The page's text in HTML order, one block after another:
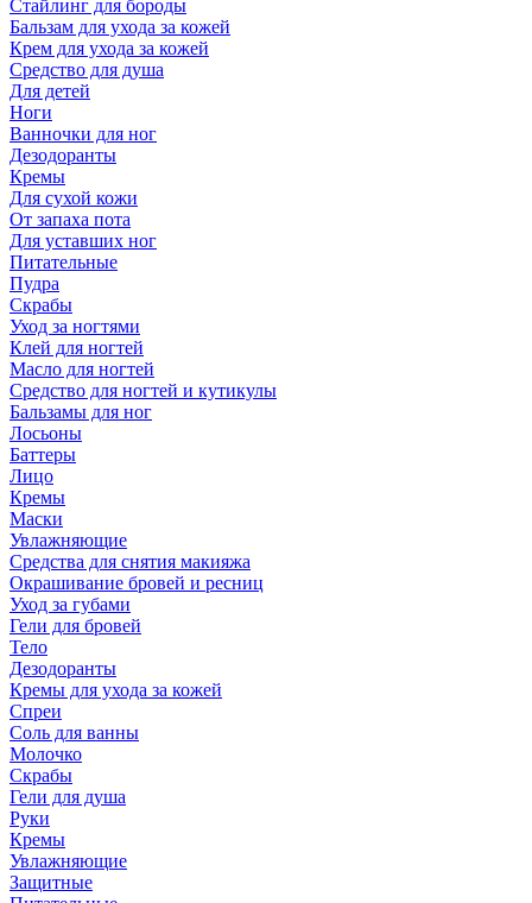
Стайлинг для бороды
Бальзам для ухода за кожей
Крем для ухода за кожей
Средство для душа
Для детей
Ноги
Ванночки для ног
Дезодоранты
Кремы
Для сухой кожи
От запаха пота
Для уставших ног
Питательные
Пудра
Скрабы
Уход за ногтями
Клей для ногтей
Масло для ногтей
Средство для ногтей и кутикулы
Бальзамы для ног
Лосьоны
Баттеры
Лицо
Кремы
Маски
Увлажняющие
Средства для снятия макияжа
Окрашивание бровей и ресниц
Уход за губами
Гели для бровей
Тело
Дезодоранты
Кремы для ухода за кожей
Спреи
Соль для ванны
Молочко
Скрабы
Гели для душа
Руки
Кремы
Увлажняющие
Защитные